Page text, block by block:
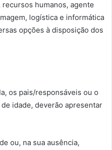
humanos, agente
logística e informática
opções à disposição dos
os pais/responsáveis ou o
idade, deverão apresentar
ou, na sua ausência,